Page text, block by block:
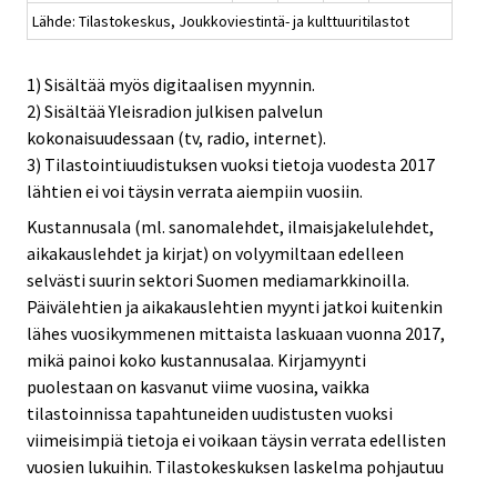
Lähde: Tilastokeskus, Joukkoviestintä- ja kulttuuritilastot
1) Sisältää myös digitaalisen myynnin.
2) Sisältää Yleisradion julkisen palvelun
kokonaisuudessaan (tv, radio, internet).
3) Tilastointiuudistuksen vuoksi tietoja vuodesta 2017
lähtien ei voi täysin verrata aiempiin vuosiin.
Kustannusala (ml. sanomalehdet, ilmaisjakelulehdet,
aikakauslehdet ja kirjat) on volyymiltaan edelleen
selvästi suurin sektori Suomen mediamarkkinoilla.
Päivälehtien ja aikakauslehtien myynti jatkoi kuitenkin
lähes vuosikymmenen mittaista laskuaan vuonna 2017,
mikä painoi koko kustannusalaa. Kirjamyynti
puolestaan on kasvanut viime vuosina, vaikka
tilastoinnissa tapahtuneiden uudistusten vuoksi
viimeisimpiä tietoja ei voikaan täysin verrata edellisten
vuosien lukuihin. Tilastokeskuksen laskelma pohjautuu